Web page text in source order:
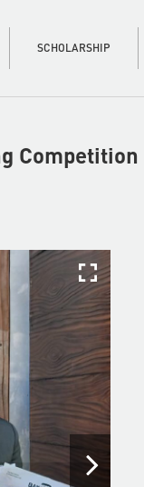
SCHOLARSHIP
Competition